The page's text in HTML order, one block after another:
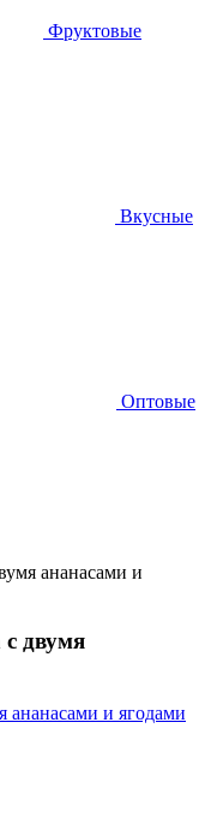
Фруктовые
Вкусные
Оптовые
ананасами и
двумя